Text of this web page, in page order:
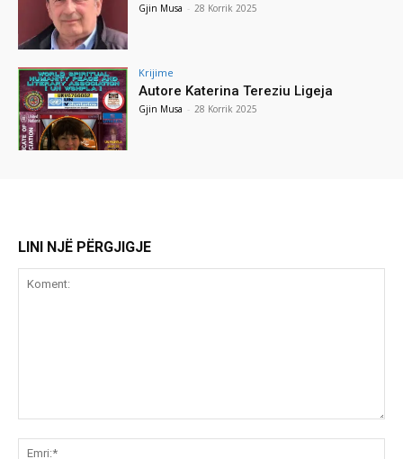
Gjin Musa - 28 Korrik 2025
Krijime
Autore Katerina Tereziu Ligeja
Gjin Musa - 28 Korrik 2025
LINI NJË PËRGJIGJE